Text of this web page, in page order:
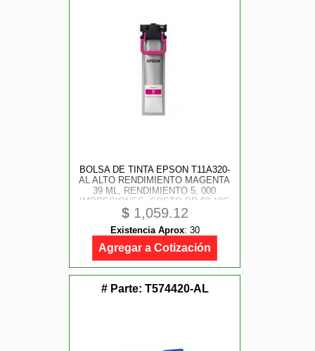
BOLSA DE TINTA EPSON T11A320-
AL ALTO RENDIMIENTO MAGENTA
39 ML, RENDIMIENTO 5, 000
IMPRESIONES, COSTO PP $0.19C
$1,059.12
Existencia Aprox: 30
Agregar a Cotización
# Parte: T574420-AL